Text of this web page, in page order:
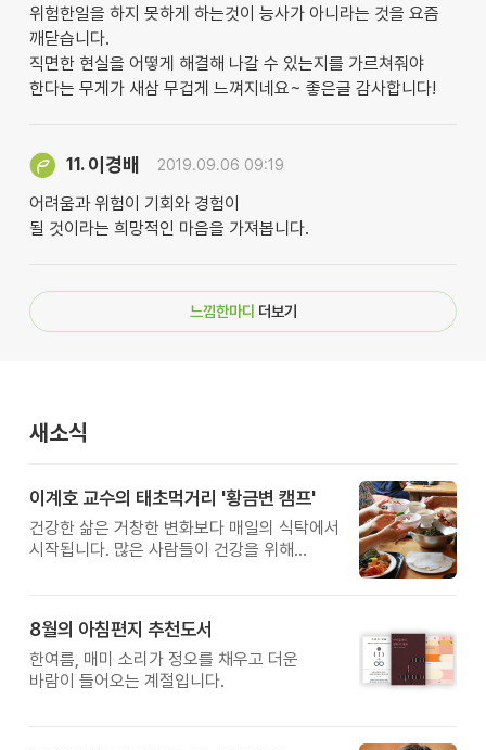
위험한일을 하지 못하게 하는것이 능사가 아니라는 것을 요즘
깨닫습니다.
직면한 현실을 어떻게 해결해 나갈 수 있는지를 가르쳐줘야
한다는 무게가 새삼 무겁게 느껴지네요~ 좋은글 감사합니다!
11. 이경배 2019.09.06 09:19
어려움과 위험이 기회와 경험이
될 것이라는 희망적인 마음을 가져봅니다.
느낌한마디 더보기
새소식
이계호 교수의 태초먹거리 '황금변 캠프'
건강한 삶은 거창한 변화보다 매일의 식탁에서
시작됩니다. 많은 사람들이 건강을 위해
받은 이계호 교수와 함께하는 태초먹거리
황금변 캠프
8월의 아침편지 추천도서
한여름, 매미 소리가 정오를 채우고 더운
바람이 들어오는 계절입니다.